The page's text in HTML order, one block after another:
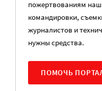
пожертвованиям
командировки,
журналистов и
нужны средства.
ПОМОЧЬ